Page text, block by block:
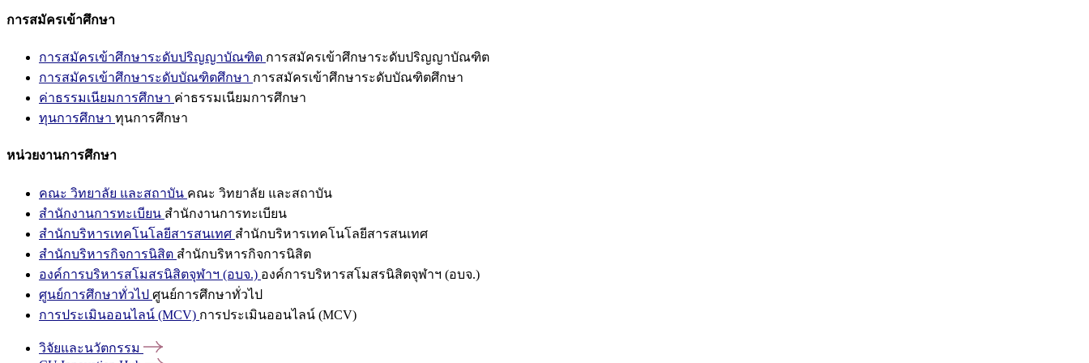
การสมัครเข้าศึกษา
การสมัครเข้าศึกษาระดับปริญญาบัณฑิต การสมัครเข้าศึกษาระดับปริญญาบัณฑิต
การสมัครเข้าศึกษาระดับบัณฑิตศึกษา การสมัครเข้าศึกษาระดับบัณฑิตศึกษา
ค่าธรรมเนียมการศึกษา ค่าธรรมเนียมการศึกษา
ทุนการศึกษา ทุนการศึกษา
หน่วยงานการศึกษา
คณะ วิทยาลัย และสถาบัน คณะ วิทยาลัย และสถาบัน
สำนักงานการทะเบียน สำนักงานการทะเบียน
สำนักบริหารเทคโนโลยีสารสนเทศ สำนักบริหารเทคโนโลยีสารสนเทศ
สำนักบริหารกิจการนิสิต สำนักบริหารกิจการนิสิต
องค์การบริหารสโมสรนิสิตจุฬาฯ (อบจ.) องค์การบริหารสโมสรนิสิตจุฬาฯ (อบจ.)
ศูนย์การศึกษาทั่วไป ศูนย์การศึกษาทั่วไป
การประเมินออนไลน์ (MCV) การประเมินออนไลน์ (MCV)
วิจัยและนวัตกรรม